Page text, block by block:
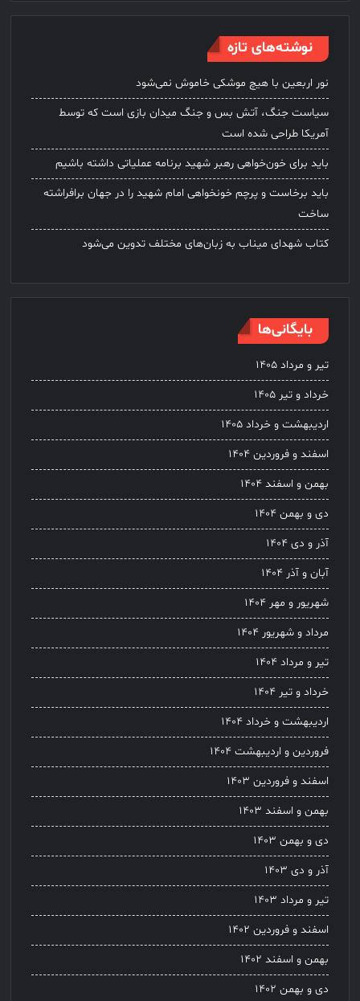
نوشته‌های تازه
نور اربعین با هیچ موشکی خاموش نمی‌شود
سیاست جنگ، آتش بس و جنگ میدان بازی است که توسط
آمریکا طراحی شده است
باید برای خون‌خواهی رهبر شهید برنامه عملیاتی داشته باشیم
باید برخاست و پرچم خونخواهی امام شهید را در جهان برافراشته
ساخت
کتاب شهدای میناب به زبان‌های مختلف تدوین می‌شود
بایگانی‌ها
تیر و مرداد ۱۴۰۵
خرداد و تیر ۱۴۰۵
اردیبهشت و خرداد ۱۴۰۵
اسفند و فروردین ۱۴۰۴
بهمن و اسفند ۱۴۰۴
دی و بهمن ۱۴۰۴
آذر و دی ۱۴۰۴
آبان و آذر ۱۴۰۴
شهریور و مهر ۱۴۰۴
مرداد و شهریور ۱۴۰۴
تیر و مرداد ۱۴۰۴
خرداد و تیر ۱۴۰۴
اردیبهشت و خرداد ۱۴۰۴
فروردین و اردیبهشت ۱۴۰۴
اسفند و فروردین ۱۴۰۳
بهمن و اسفند ۱۴۰۳
دی و بهمن ۱۴۰۳
آذر و دی ۱۴۰۳
تیر و مرداد ۱۴۰۳
اسفند و فروردین ۱۴۰۲
بهمن و اسفند ۱۴۰۲
دی و بهمن ۱۴۰۲